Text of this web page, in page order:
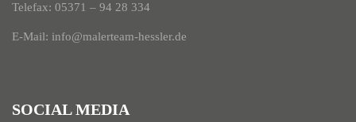
Telefax: 05371 – 94 28 334
E-Mail: info@malerteam-hessler.de
SOCIAL MEDIA